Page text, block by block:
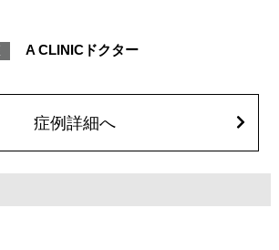
見せる施術です。
ございます。また、稀に細菌感染症、左右差、後
段差が生じる、睫毛が切れたり抜ける、結膜腫脹な
ます。
A CLINICドクター
症例詳細へ